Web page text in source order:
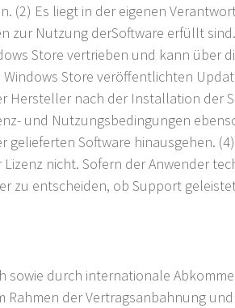
(2) Es liegt in der eigenen
zur Nutzung derSoftware erfüllt
Store vertrieben und kann über
Store veröffentlichten
nach der Installation der
und Nutzungsbedingungen
Software hinausgehen.
nicht. Sofern der Anwender
zu entscheiden, ob Support
durch internationale
Rahmen der Vertragsanbahnung